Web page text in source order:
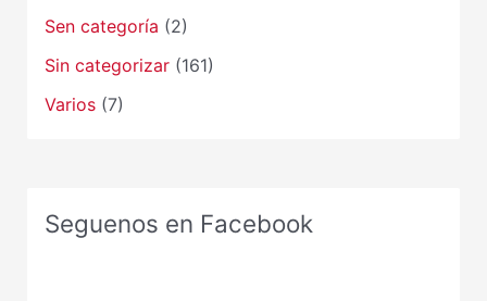
Sen categoría (2)
Sin categorizar(161)
Varios(7)
Seguenos en Facebook